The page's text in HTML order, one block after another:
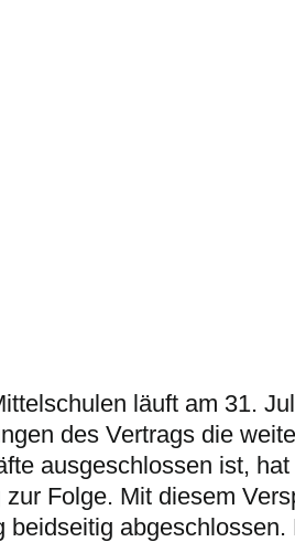
läuft am 31.
des Vertrags die
ausgeschlossen ist,
Folge. Mit diesem
beidseitig